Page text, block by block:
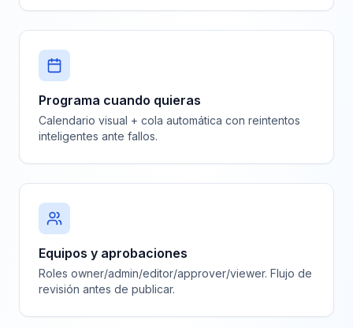
Programa cuando quieras
Calendario visual + cola automática con reintentos
inteligentes ante fallos.
Equipos y aprobaciones
Roles owner/admin/editor/approver/viewer. Flujo de
revisión antes de publicar.